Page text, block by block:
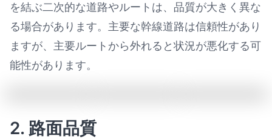
を結ぶ二次的な道路やルートは、品質が大きく異な
る場合があります。主要な幹線道路は信頼性があり
ますが、主要ルートから外れると状況が悪化する可
能性があります。
2. 路面品質